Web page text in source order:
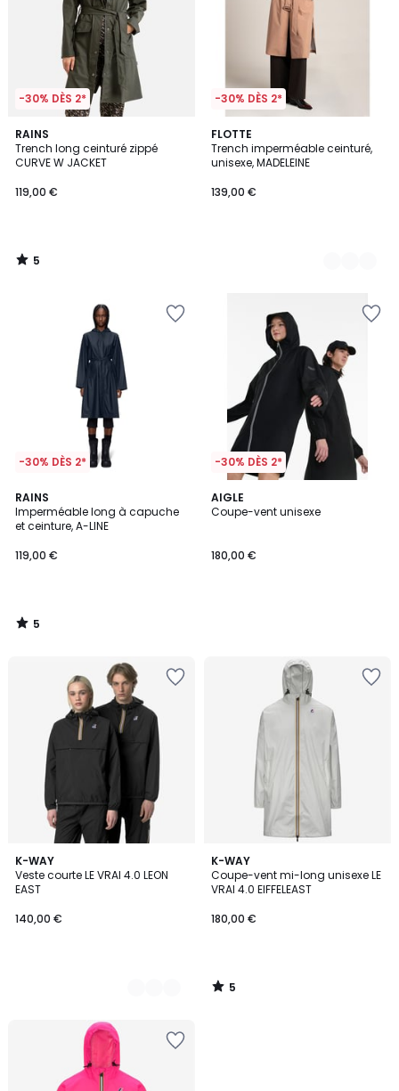
-30% DÈS 2*
RAINS
Trench long ceinturé zippé
CURVE W JACKET
119,00 €
5
/
5
5
/
-30% DÈS 2*
FLOTTE
Trench imperméable ceinturé,
unisexe, MADELEINE
139,00 €
2
Couleurs
-30% DÈS 2*
RAINS
Imperméable long à capuche
et ceinture, A-LINE
119,00 €
5
/
5
5
/
-30% DÈS 2*
AIGLE
Coupe-vent unisexe
180,00 €
K-WAY
Veste courte LE VRAI 4.0 LEON
EAST
140,00 €
2
Couleurs
K-WAY
Coupe-vent mi-long unisexe LE
VRAI 4.0 EIFFELEAST
180,00 €
5
/
5
5
/